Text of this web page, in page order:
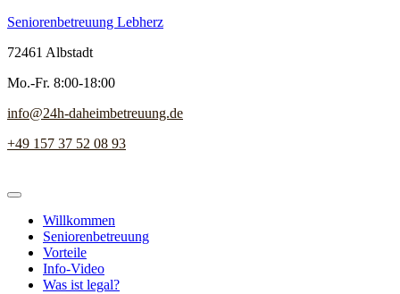
Seniorenbetreuung Lebherz
72461 Albstadt
Mo.-Fr. 8:00-18:00
info@24h-daheimbetreuung.de
+49 157 37 52 08 93
Willkommen
Seniorenbetreuung
Vorteile
Info-Video
Was ist legal?